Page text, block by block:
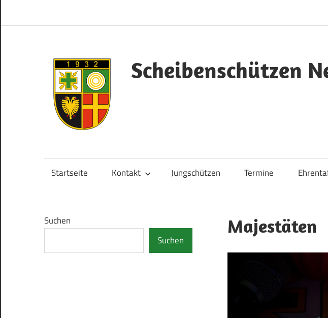
springen
Scheibenschützen
Startseite
Kontakt Jungschützen Termine
Majestäten
Suchen
Suchen